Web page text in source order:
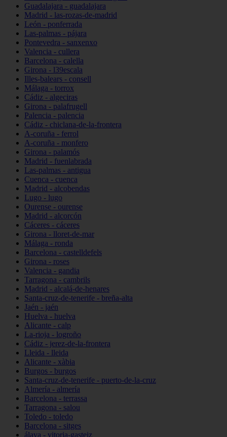
Guadalajara - guadalajara
Madrid - las-rozas-de-madrid
León - ponferrada
Las-palmas - pájara
Pontevedra - sanxenxo
Valencia - cullera
Barcelona - calella
Girona - l39escala
Illes-balears - consell
Málaga - torrox
Cádiz - algeciras
Girona - palafrugell
Palencia - palencia
Cádiz - chiclana-de-la-frontera
A-coruña - ferrol
A-coruña - monfero
Girona - palamós
Madrid - fuenlabrada
Las-palmas - antigua
Cuenca - cuenca
Madrid - alcobendas
Lugo - lugo
Ourense - ourense
Madrid - alcorcón
Cáceres - cáceres
Girona - lloret-de-mar
Málaga - ronda
Barcelona - castelldefels
Girona - roses
Valencia - gandia
Tarragona - cambrils
Madrid - alcalá-de-henares
Santa-cruz-de-tenerife - breña-alta
Jaén - jaén
Huelva - huelva
Alicante - calp
La-rioja - logroño
Cádiz - jerez-de-la-frontera
Lleida - lleida
Alicante - xàbia
Burgos - burgos
Santa-cruz-de-tenerife - puerto-de-la-cruz
Almería - almería
Barcelona - terrassa
Tarragona - salou
Toledo - toledo
Barcelona - sitges
álava - vitoria-gasteiz